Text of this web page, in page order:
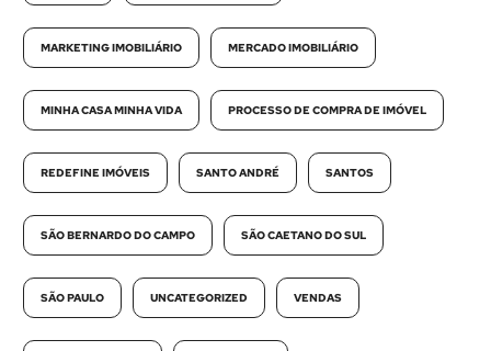
MARKETING IMOBILIÁRIO MERCADO IMOBILIÁRIO
MINHA CASA MINHA VIDA PROCESSO DE COMPRA DE IMÓVEL
REDEFINE IMÓVEIS SANTO ANDRÉ SANTOS
SÃO BERNARDO DO CAMPO SÃO CAETANO DO SUL
SÃO PAULO UNCATEGORIZED VENDAS